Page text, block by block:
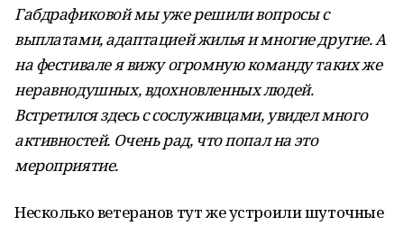
Габдрафиковой мы уже решили вопросы с
выплатами, адаптацией жилья и многие другие. А
на фестивале я вижу огромную команду таких же
неравнодушных, вдохновленных людей.
Встретился здесь с сослуживцами, увидел много
активностей. Очень рад, что попал на это
мероприятие.
Несколько ветеранов тут же устроили шуточные